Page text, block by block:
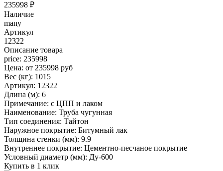
235998 ₽
Наличие
many
Артикул
12322
Описание товара
price: 235998
Цена: от 235998 руб
Вес (кг): 1015
Артикул: 12322
Длина (м): 6
Примечание: с ЦПП и лаком
Наименование: Труба чугунная
Тип соединения: Тайтон
Наружное покрытие: Битумный лак
Толщина стенки (мм): 9.9
Внутреннее покрытие: Цементно-песчаное покрытие
Условный диаметр (мм): Ду-600
Купить в 1 клик